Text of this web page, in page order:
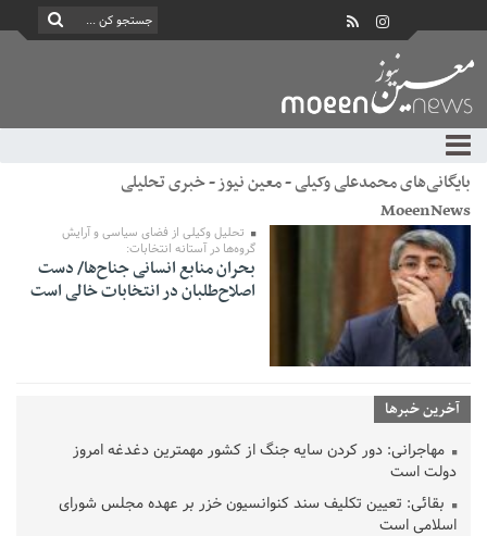
بایگانی‌های محمدعلی وکیلی - معین نیوز - خبری تحلیلی
MoeenNews
تحلیل وکیلی از فضای سیاسی و آرایش
گروه‌ها در آستانه انتخابات:
بحران منابع انسانی جناح‌ها/ دست
اصلاح‌طلبان در انتخابات خالی است
آخرین خبرها
مهاجرانی: دور کردن سایه جنگ از کشور مهمترین دغدغه امروز
دولت است
بقائی: تعیین تکلیف سند کنوانسیون خزر بر عهده مجلس شورای
اسلامی است